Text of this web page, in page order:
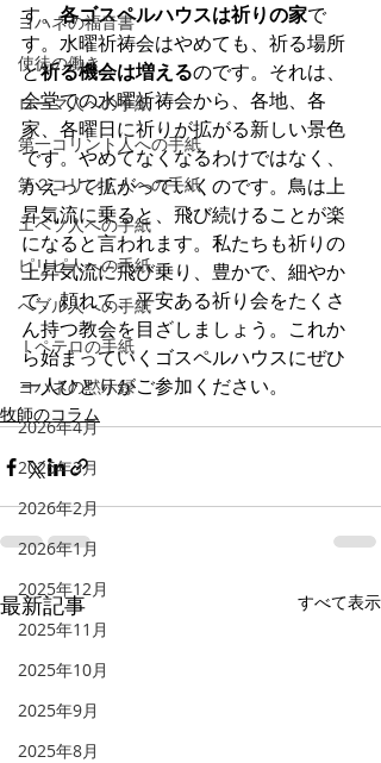
ヨハネの福音書
使徒の働き
ローマ人への手紙
第一コリント人への手紙
第２コリント人への手紙
エペソ人への手紙
ピリピ人への手紙
へブル人への手紙
Ⅰペテロの手紙
ヨハネの黙示録
2026年4月
2026年3月
2026年2月
2026年1月
2025年12月
2025年11月
2025年10月
2025年9月
2025年8月
す。各ゴスペルハウスは祈りの家で
す。水曜祈祷会はやめても、祈る場所
と祈る機会は増えるのです。それは、
会堂での水曜祈祷会から、各地、各
家、各曜日に祈りが拡がる新しい景色
です。やめてなくなるわけではなく、
かえって拡がっていくのです。鳥は上
昇気流に乗ると、飛び続けることが楽
になると言われます。私たちも祈りの
上昇気流に飛び乗り、豊かで、細やか
で、頼れて、平安ある祈り会をたくさ
ん持つ教会を目ざしましょう。これか
ら始まっていくゴスペルハウスにぜひ
一人ひとりがご参加ください。
牧師のコラム
最新記事 すべて表示